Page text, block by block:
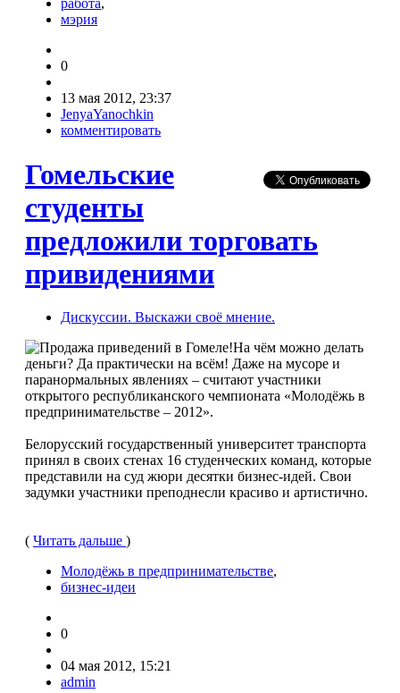
работа,
мэрия
0
13 мая 2012, 23:37
JenyaYanochkin
комментировать
Гомельские
студенты
предложили торговать
привидениями
Дискуссии. Выскажи своё мнение.
На чём можно делать
деньги? Да практически на всём! Даже на мусоре и
паранормальных явлениях – считают участники
открытого республиканского чемпионата «Молодёжь в
предпринимательстве – 2012».
Белорусский государственный университет транспорта
принял в своих стенах 16 студенческих команд, которые
представили на суд жюри десятки бизнес-идей. Свои
задумки участники преподнесли красиво и артистично.
( Читать дальше )
Молодёжь в предпринимательстве,
бизнес-идеи
0
04 мая 2012, 15:21
admin